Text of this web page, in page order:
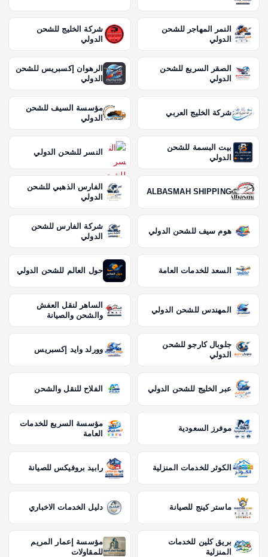
النمر المهاجر للشحن
الدولي
شركة الخليج للشحن
الدولي
الصقر السريع للشحن
الدولي
الرهوان إكسبريس للشحن
الدولي
شركة الخليج العربي
مؤسسة السيف للشحن
الدولي
بيت البسمة للشحن
الدولي
النسر للشحن الدولي
ALBASMAH SHIPPING
الفارس الذهبي للشحن
الدولي
هوم سيف للشحن الدولي
شركة الفارس للشحن
الدولي
السعد للخدمات العامة حول العالم للشحن الدولي
المهندس للشحن الدولي
الساهر لنقل العفش
والشحن والصيانة
جلوبال كارجو للشحن
الدولي
وورلد وايد إكسبريس
عبر الخليج للشحن الدولي الفلاح للنقل والشحن
موفرز السعودية
مؤسسة السريع للخدمات
العامة
الكوثر للخدمات المنزلية رابيد بروفيكس للصيانة
ماستر كينج للصيانة دليل الخدمات الاخباري
بريق كلين للخدمات
المنزلية
مؤسسة إعمار المريم
للمقاولات